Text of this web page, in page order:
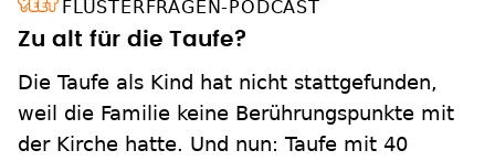
FLÜSTERFRAGEN-PODCAST
Zu alt für die Taufe?
Die Taufe als Kind hat nicht stattgefunden,
weil die Familie keine Berührungspunkte mit
der Kirche hatte. Und nun: Taufe mit 40